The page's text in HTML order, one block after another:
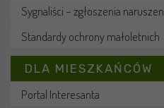
Sygnaliści – zgłoszenia
Standardy ochrony małoletnich
DLA MIESZKAŃCÓW
Portal Interesanta